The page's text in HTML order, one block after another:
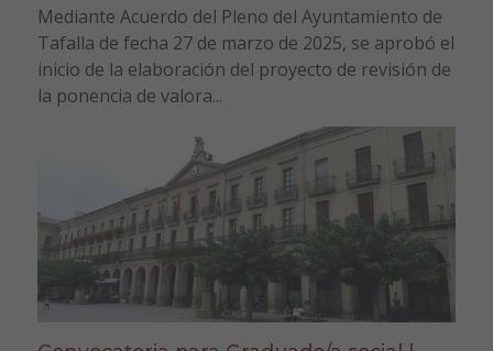
Mediante Acuerdo del Pleno del Ayuntamiento de
Tafalla de fecha 27 de marzo de 2025, se aprobó el
inicio de la elaboración del proyecto de revisión de
la ponencia de valora...